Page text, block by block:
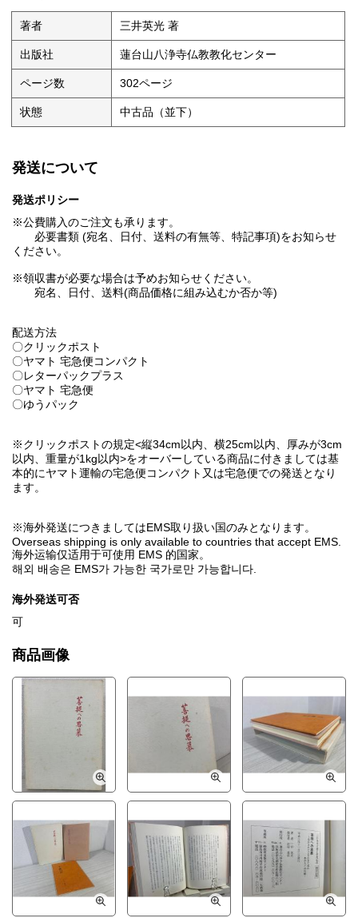
著者 三井英光 著
出版社 蓮台山八浄寺仏教教化センター
ページ数 302ページ
状態 中古品（並下）
発送について
発送ポリシー
※公費購入のご注文も承ります。
必要書類 (宛名、日付、送料の有無等、特記事項)をお知らせ
ください。
※領収書が必要な場合は予めお知らせください。
宛名、日付、送料(商品価格に組み込むか否か等)
配送方法
〇クリックポスト
〇ヤマト 宅急便コンパクト
〇レターパックプラス
〇ヤマト 宅急便
〇ゆうパック
※クリックポストの規定<縦34cm以内、横25cm以内、厚みが3cm
以内、重量が1kg以内>をオーバーしている商品に付きましては基
本的にヤマト運輸の宅急便コンパクト又は宅急便での発送となり
ます。
※海外発送につきましてはEMS取り扱い国のみとなります。
Overseas shipping is only available to countries that accept EMS.
海外运输仅适用于可使用 EMS 的国家。
해외 배송은 EMS가 가능한 국가로만 가능합니다.
海外発送可否
可
商品画像